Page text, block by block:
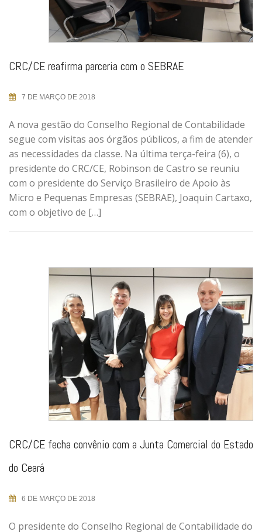
CRC/CE reafirma parceria com o SEBRAE
7 DE MARÇO DE 2018
A nova gestão do Conselho Regional de Contabilidade
segue com visitas aos órgãos públicos, a fim de atender
as necessidades da classe. Na última terça-feira (6), o
presidente do CRC/CE, Robinson de Castro se reuniu
com o presidente do Serviço Brasileiro de Apoio às
Micro e Pequenas Empresas (SEBRAE), Joaquin Cartaxo,
com o objetivo de […]
CRC/CE fecha convênio com a Junta Comercial do Estado
do Ceará
6 DE MARÇO DE 2018
O presidente do Conselho Regional de Contabilidade do